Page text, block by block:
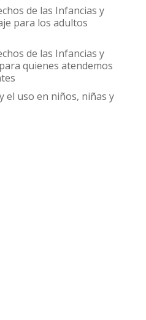
de las Infancias y
para los adultos
de las Infancias y
quienes atendemos
el uso en niños, niñas y